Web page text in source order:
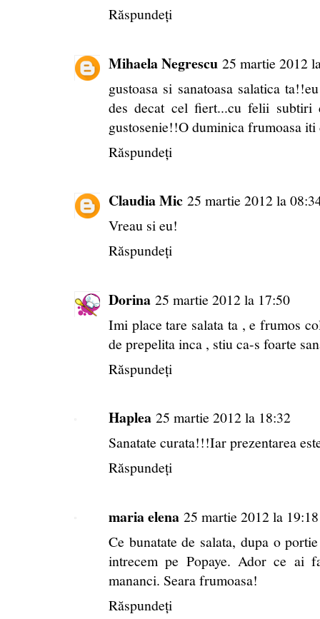
Răspundeți
Mihaela Negrescu 25 martie 2012
gustoasa si sanatoasa salatica
des decat cel fiert...cu felii
gustosenie!!O duminica frumoasa
Răspundeți
Claudia Mic 25 martie 2012 la
Vreau si eu!
Răspundeți
Dorina 25 martie 2012 la 17:50
Imi place tare salata ta , e frumos
de prepelita inca , stiu ca-s foarte
Răspundeți
Haplea 25 martie 2012 la 18:32
Sanatate curata!!!Iar prezentarea
Răspundeți
maria elena 25 martie 2012 la 19:18
Ce bunatate de salata, dupa o
intrecem pe Popaye. Ador ce ai
mananci. Seara frumoasa!
Răspundeți